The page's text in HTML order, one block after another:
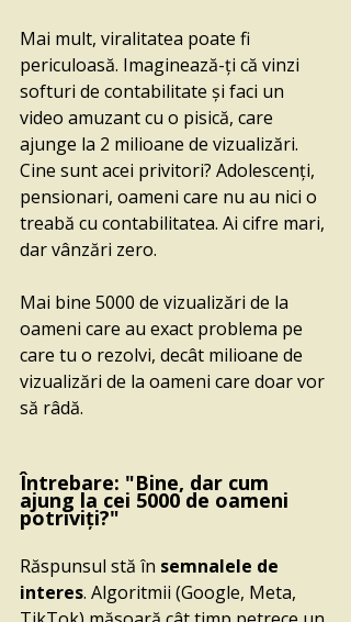
Mai mult, viralitatea poate fi
periculoasă. Imaginează-ți că vinzi
softuri de contabilitate și faci un
video amuzant cu o pisică, care
ajunge la 2 milioane de vizualizări.
Cine sunt acei privitori? Adolescenți,
pensionari, oameni care nu au nici o
treabă cu contabilitatea. Ai cifre mari,
dar vânzări zero.
Mai bine 5000 de vizualizări de la
oameni care au exact problema pe
care tu o rezolvi, decât milioane de
vizualizări de la oameni care doar vor
să râdă.
Întrebare: "Bine, dar cum
ajung la cei 5000 de oameni
potriviți?"
Răspunsul stă în semnalele de
interes. Algoritmii (Google, Meta,